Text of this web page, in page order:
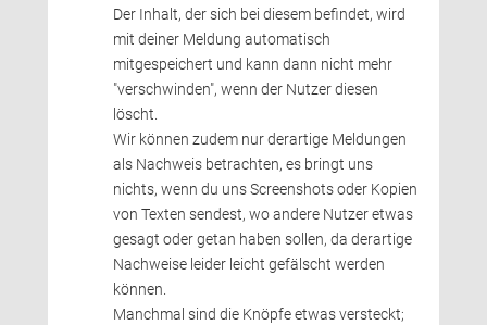
Der Inhalt, der sich bei diesem befindet, wird
mit deiner Meldung automatisch
mitgespeichert und kann dann nicht mehr
"verschwinden", wenn der Nutzer diesen
löscht.
Wir können zudem nur derartige Meldungen
als Nachweis betrachten, es bringt uns
nichts, wenn du uns Screenshots oder Kopien
von Texten sendest, wo andere Nutzer etwas
gesagt oder getan haben sollen, da derartige
Nachweise leider leicht gefälscht werden
können.
Manchmal sind die Knöpfe etwas versteckt;